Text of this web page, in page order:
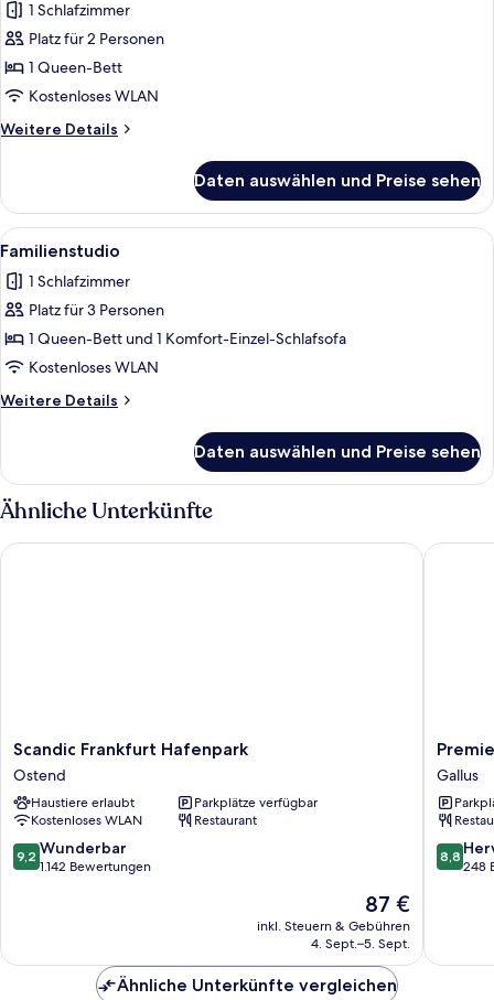
für
Deluxe-
Studio
anzeigen
1 Schlafzimmer
Platz für 2 Personen
1 Queen-Bett
Kostenloses WLAN
Weitere Details
Weitere
Studio
Daten auswählen und Preise sehen
Alle
Fotos
für
Familienstudio
anzeigen
Ein modernes Hotelzimmer mit Bett,
8
Familienstudio
1 Schlafzimmer
Platz für 3 Personen
1 Queen-Bett und 1 Komfort-Einzel-Schlafsofa
Kostenloses WLAN
Weitere Details
Weitere
Daten auswählen und Preise sehen
Ähnliche Unterkünfte
Scandic
Frankfurt
Hafenpark
Ostend
Scandic Frankfurt Hafenpark
Ostend
Haustiere erlaubt
Parkplätze verfügbar
Kostenloses WLAN
Restaurant
9.2
von
9,2 Wunderbar
1.142 Bewertungen
Der
Preis
beträgt
87 €
inkl. Steuern & Gebühren
4. Sept.–5. Sept.
Scandic Frankfurt Hafenpark
Premier
Inn
Messe
Gallus
Gallus
8.8
von
8,8
248
Premier
Ähnliche Unterkünfte vergleichen